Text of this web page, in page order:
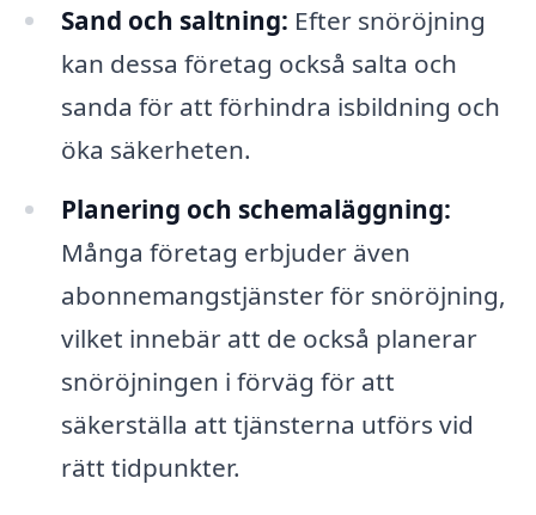
Sand och saltning: Efter snöröjning
kan dessa företag också salta och
sanda för att förhindra isbildning och
öka säkerheten.
Planering och schemaläggning:
Många företag erbjuder även
abonnemangstjänster för snöröjning,
vilket innebär att de också planerar
snöröjningen i förväg för att
säkerställa att tjänsterna utförs vid
rätt tidpunkter.